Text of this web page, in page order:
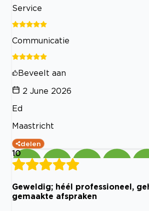
Service
Communicatie
Beveelt aan
2 June 2026
Ed
Maastricht
delen
10
Geweldig; héél professioneel,
gemaakte afspraken